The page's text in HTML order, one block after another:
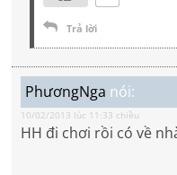
Trả lời
PhươngNga nói:
10/02/2013 lúc 11:33 chiều
HH đi chơi rồi có về